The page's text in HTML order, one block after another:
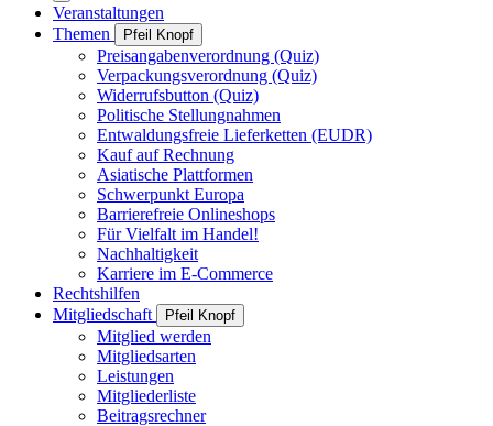
Veranstaltungen
Themen
Pfeil Knopf
Preisangabenverordnung (Quiz)
Verpackungsverordnung (Quiz)
Widerrufsbutton (Quiz)
Politische Stellungnahmen
Entwaldungsfreie Lieferketten (EUDR)
Kauf auf Rechnung
Asiatische Plattformen
Schwerpunkt Europa
Barrierefreie Onlineshops
Für Vielfalt im Handel!
Nachhaltigkeit
Karriere im E-Commerce
Rechtshilfen
Mitgliedschaft
Pfeil Knopf
Mitglied werden
Mitgliedsarten
Leistungen
Mitgliederliste
Beitragsrechner